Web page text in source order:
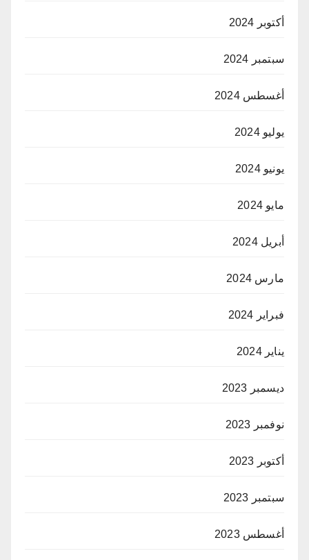
أكتوبر 2024
سبتمبر 2024
أغسطس 2024
يوليو 2024
يونيو 2024
مايو 2024
أبريل 2024
مارس 2024
فبراير 2024
يناير 2024
ديسمبر 2023
نوفمبر 2023
أكتوبر 2023
سبتمبر 2023
أغسطس 2023